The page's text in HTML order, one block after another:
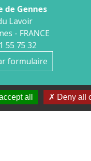
de Gennes
Lavoir
- FRANCE
55 75 32
formulaire
au public :
: de 13h30 à 18h00.
all Deny all